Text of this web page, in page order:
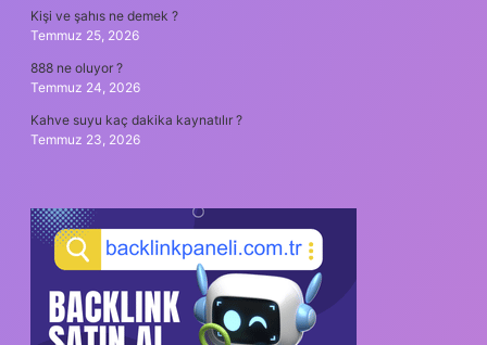
Kişi ve şahıs ne demek ?
Temmuz 25, 2026
888 ne oluyor ?
Temmuz 24, 2026
Kahve suyu kaç dakika kaynatılır ?
Temmuz 23, 2026